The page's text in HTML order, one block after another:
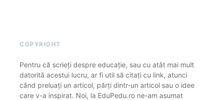
COPYRIGHT
Pentru că scrieți despre educație, sau cu atât mai mult
datorită acestui lucru, ar fi util să citați cu link, atunci
când preluați un articol, părți dintr-un articol sau o idee
care v-a inspirat. Noi, la EduPedu.ro ne-am asumat